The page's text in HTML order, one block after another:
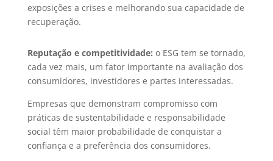
exposições a crises e melhorando sua capacidade de
recuperação.
Reputação e competitividade: o ESG tem se tornado,
cada vez mais, um fator importante na avaliação dos
consumidores, investidores e partes interessadas.
Empresas que demonstram compromisso com
práticas de sustentabilidade e responsabilidade
social têm maior probabilidade de conquistar a
confiança e a preferência dos consumidores.